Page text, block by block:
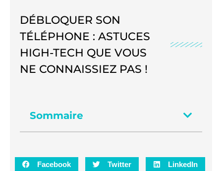
DÉBLOQUER SON
TÉLÉPHONE : ASTUCES
HIGH-TECH QUE VOUS
NE CONNAISSIEZ PAS !
Sommaire
Facebook Twitter LinkedIn